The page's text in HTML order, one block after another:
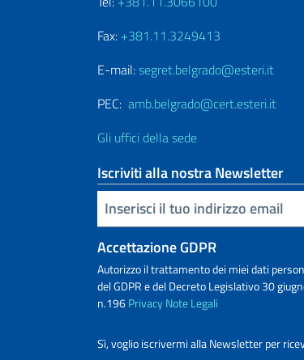
Fax: +381.11.3249413
E-mail:segret.belgrado@esteri.it
PEC: amb.belgrado@cert.esteri.it
Gli uffici della sede
Iscriviti alla nostra Newsletter
Inserisci la tua email
Accettazione GDPR
Autorizzo il trattamento dei miei dati
del GDPR e del Decreto Legislativo 30
n.196PrivacyNote Legali
Sì, voglio iscrivermi alla Newsletter per